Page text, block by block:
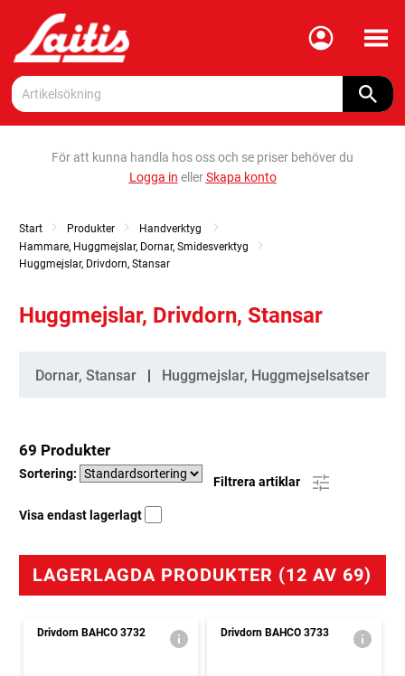
Meny
För att kunna handla hos oss och se priser behöver du
Logga in ellerSkapa konto
Start Produkter
Handverktyg
Hammare, Huggmejslar, Dornar, Smidesverktyg
Huggmejslar, Drivdorn, Stansar
Huggmejslar, Drivdorn, Stansar
Kategorier
Dornar, Stansar Huggmejslar, Huggmejselsatser
69 Produkter
Sortering:
Filtrera artiklar
Visa endast lagerlagt
LAGERLAGDA PRODUKTER (12 AV 69)
Drivdorn BAHCO 3732 Drivdorn BAHCO 3733